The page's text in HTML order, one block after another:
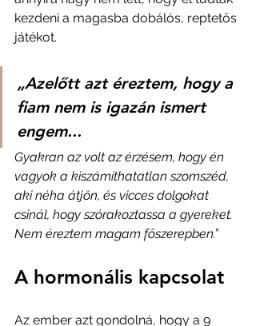
kezdeni a magasba dobálós, reptetős
játékot.
„Azelőtt azt éreztem, hogy a
fiam nem is igazán ismert
engem...
Gyakran az volt az érzésem, hogy én
vagyok a kiszámíthatatlan szomszéd,
aki néha átjön, és vicces dolgokat
csinál, hogy szórakoztassa a gyereket.
Nem éreztem magam főszerepben.”
A hormonális kapcsolat
Az ember azt gondolná, hogy a 9